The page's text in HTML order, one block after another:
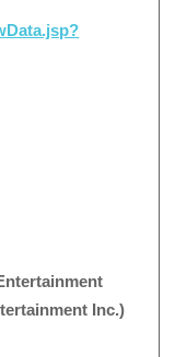
Inc.)